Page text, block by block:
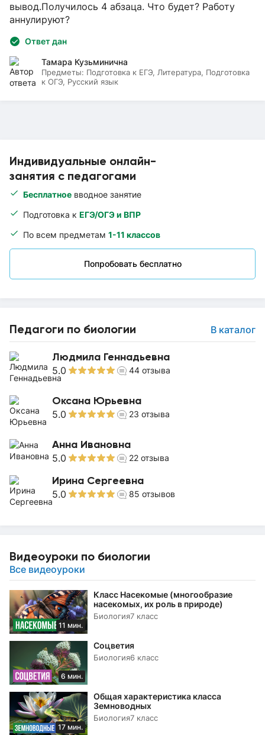
Индивидуальные онлайн-
занятия с педагогами
Бесплатное вводное занятие
Подготовка к ЕГЭ/ОГЭ и ВПР
По всем предметам 1-11 классов
Попробовать бесплатно
Педагоги по биологии В каталог
Людмила Геннадьевна
5.0 44 отзыва
Оксана Юрьевна
5.0 23 отзыва
Анна Ивановна
5.0 22 отзыва
Ирина Сергеевна
5.0 85 отзывов
Видеоуроки по биологии
Все видеоуроки
11 мин.
Класс Насекомые (многообразие
насекомых, их роль в природе)
Биология7 класс
6 мин.
Соцветия
Биология6 класс
17 мин.
Общая характеристика класса
Земноводных
Биология7 класс
вывод.Получилось 4 абзаца. Что будет? Работу
аннулируют?
Ответ дан
Тамара Кузьминична
Предметы: Подготовка к ЕГЭ, Литература, Подготовка
к ОГЭ, Русский язык